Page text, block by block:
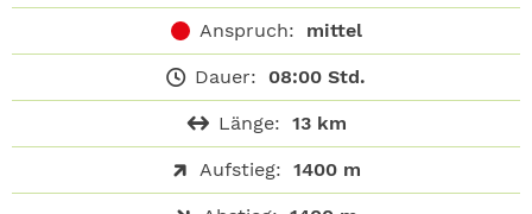
Anspruch: mittel
Dauer: 08:00 Std.
Länge: 13 km
Aufstieg: 1400 m
SHOP